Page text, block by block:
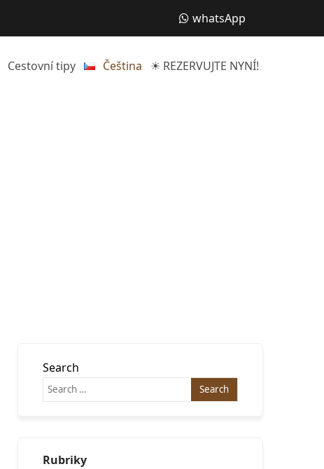
whatsApp
Cestovní tipy Čeština ☀ REZERVUJTE NYNÍ!
Search
Rubriky